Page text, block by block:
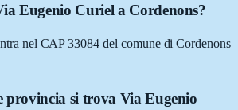
Eugenio Curiel a Cordenons?
nel CAP 33084 del comune di Cordenons
provincia si trova Via Eugenio